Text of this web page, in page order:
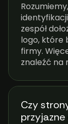
zespół
logo, które
firmy.
znaleźć na
Czy
przyjazne